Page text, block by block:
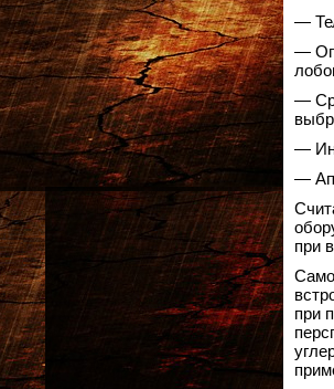
—
—
—
—
—
при
при